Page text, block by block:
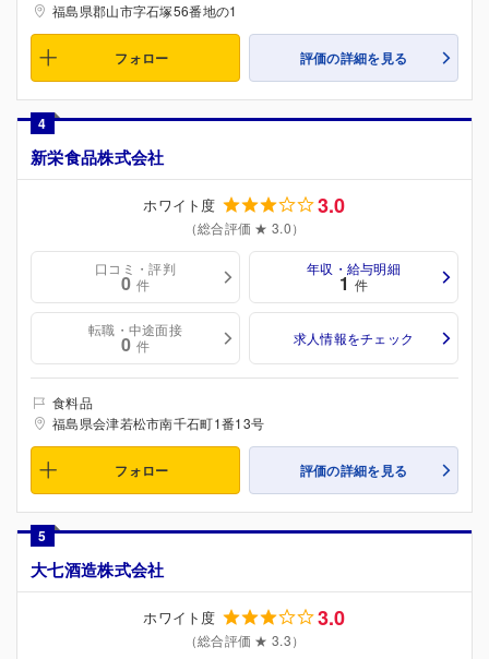
福島県郡山市字石塚56番地の1
フォロー 評価の詳細を見る
4
新栄食品株式会社
ホワイト度 3.0
（総合評価 ★ 3.0）
口コミ・評判
0 件
年収・給与明細
1 件
転職・中途面接
0 件 求人情報をチェック
食料品
福島県会津若松市南千石町1番13号
フォロー 評価の詳細を見る
5
大七酒造株式会社
ホワイト度 3.0
（総合評価 ★ 3.3）